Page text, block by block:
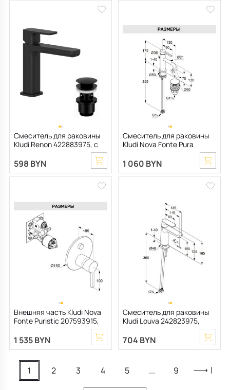
Смеситель для раковины
Kludi Renon 422883975, с
черный матовый
598 BYN
Смеситель для раковины
Kludi Nova Fonte Pura
202663915, с клапаном
Click-Clack, черный
матовый
1 060 BYN
Внешняя часть Kludi Nova
Fonte Puristic 207593915,
1 535 BYN
Смеситель для раковины
Kludi Louva 242823975,
704 BYN
1 2 3 4 5 ... 9